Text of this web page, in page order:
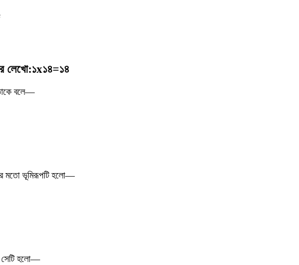
লেখো:১x১৪=১৪
বলে—
মতো ভূমিরূপটি হলো—
সেটি হলো—